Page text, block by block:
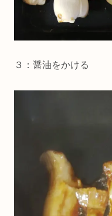
３：醤油をかける